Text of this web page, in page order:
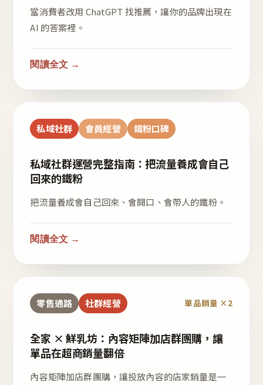
當消費者改用 ChatGPT 找推薦，讓你的品牌出現在
AI 的答案裡。
閱讀全文 →
私域社群 會員經營 鐵粉口碑
私域社群運營完整指南：把流量養成會自己
回來的鐵粉
把流量養成會自己回來、會開口、會帶人的鐵粉。
閱讀全文 →
零售通路 社群經營 單品銷量 ×2
全家 × 鮮乳坊：內容矩陣加店群團購，讓
單品在超商銷量翻倍
內容矩陣加店群團購，讓投放內容的店家銷量是一